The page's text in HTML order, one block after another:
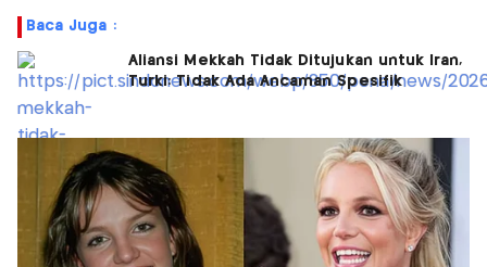
Baca Juga :
Aliansi Mekkah Tidak Ditujukan untuk Iran,
Turki: Tidak Ada Ancaman Spesifik